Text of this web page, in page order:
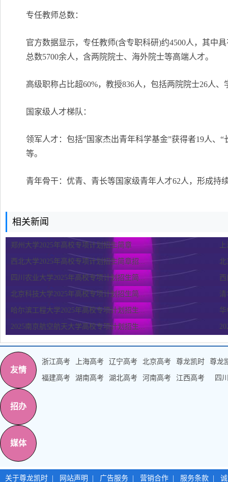
‌专任教师总数‌：
官方数据显示，专任教师(含专职科研)约4500人，其中
总数5700余人，含两院院士、海外院士等高端人才。
高级职称占比‌超60%，教授836人，包括两院院士26人
‌国家级人才梯队‌：
领军人才：包括“国家杰出青年科学基金”获得者19人、
等。
青年骨干：优青、青长等国家级青年人才62人，形成持
相关新闻
郑州大学2025年高校专项计划招生简章
西北大学2025年高校专项计划招生简章招...
四川农业大学2025年高校专项计划招生简...
北京科技大学2025年高校专项计划招生简...
哈尔滨工程大学2025年高校专项计划招生...
2025南京航空航天大学高校专项计划招生...
友情
浙江高考 上海高考 辽宁高考 北京高考 尊龙凯时 尊龙
福建高考 湖南高考 湖北高考 河南高考 江西高考 四
招办
媒体
关于尊龙凯时 网站声明 广告服务 营销合作 服务条款 诚